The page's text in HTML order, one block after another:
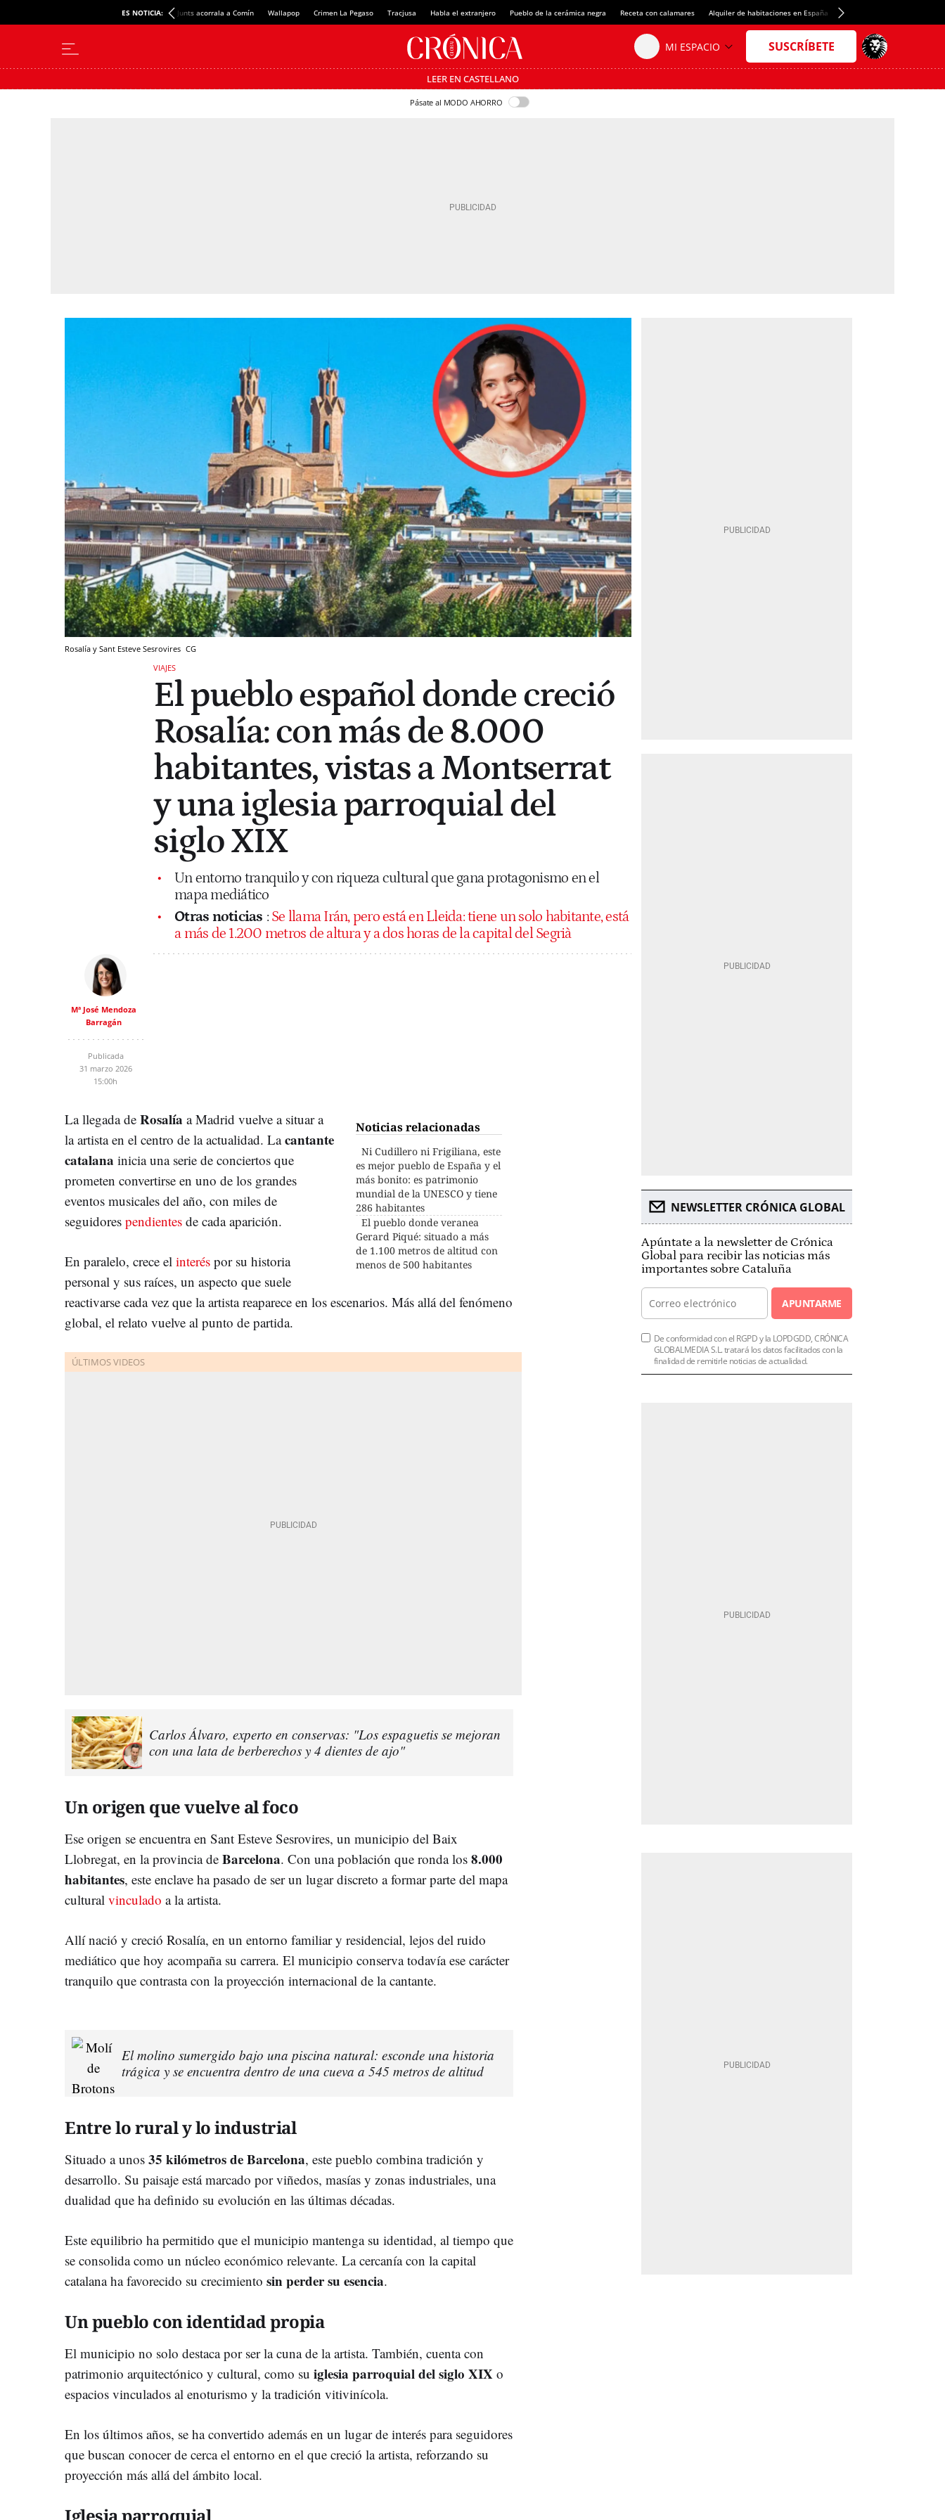
ES NOTICIA: Junts acorrala a Comín Wallapop Crimen La Pegaso Tracjusa Habla el extranjero Pueblo de la cerámica negra Receta con calamares Alquiler de habitaciones en España Crédito del Spotify Camp Nou
LEER EN CASTELLANO
Pásate al MODO AHORRO
Rosalía y Sant Esteve Sesrovires CG
VIAJES
El pueblo español donde creció
Rosalía: con más de 8.000
habitantes, vistas a Montserrat
y una iglesia parroquial del
siglo XIX
Un entorno tranquilo y con riqueza cultural que gana protagonismo en el
mapa mediático
Otras noticias : Se llama Irán, pero está en Lleida: tiene un solo habitante, está
a más de 1.200 metros de altura y a dos horas de la capital del Segrià
Mª José Mendoza
Barragán
Publicada
31 marzo 2026
15:00h
Noticias relacionadas
Ni Cudillero ni Frigiliana, este
es mejor pueblo de España y el
más bonito: es patrimonio
mundial de la UNESCO y tiene
286 habitantes
El pueblo donde veranea
Gerard Piqué: situado a más
de 1.100 metros de altitud con
menos de 500 habitantes
La llegada de Rosalía a Madrid vuelve a situar a
la artista en el centro de la actualidad. Lacantante
catalana inicia una serie de conciertos que
prometen convertirse en uno de los grandes
eventos musicales del año, con miles de
seguidores pendientes de cada aparición.
En paralelo, crece el interés por su historia
personal y sus raíces, un aspecto que suele
reactivarse cada vez que la artista reaparece en los escenarios. Más allá del fenómeno
global, el relato vuelve al punto de partida.
Carlos Álvaro, experto en conservas: "Los espaguetis se mejoran
con una lata de berberechos y 4 dientes de ajo"
Un origen que vuelve al foco
Ese origen se encuentra en Sant Esteve Sesrovires, un municipio del Baix
Llobregat, en la provincia de Barcelona. Con una población que ronda los 8.000
habitantes, este enclave ha pasado de ser un lugar discreto a formar parte del mapa
cultural vinculado a la artista.
Allí nació y creció Rosalía, en un entorno familiar y residencial, lejos del ruido
mediático que hoy acompaña su carrera. El municipio conserva todavía ese carácter
tranquilo que contrasta con la proyección internacional de la cantante.
El molino sumergido bajo una piscina natural: esconde una historia
trágica y se encuentra dentro de una cueva a 545 metros de altitud
Entre lo rural y lo industrial
Situado a unos 35 kilómetros de Barcelona, este pueblo combina tradición y
desarrollo. Su paisaje está marcado por viñedos, masías y zonas industriales, una
dualidad que ha definido su evolución en las últimas décadas.
Este equilibrio ha permitido que el municipio mantenga su identidad, al tiempo que
se consolida como un núcleo económico relevante. La cercanía con la capital
catalana ha favorecido su crecimiento sin perder su esencia.
Un pueblo con identidad propia
El municipio no solo destaca por ser la cuna de la artista. También, cuenta con
patrimonio arquitectónico y cultural, como su iglesia parroquial del siglo XIX o
espacios vinculados al enoturismo y la tradición vitivinícola.
En los últimos años, se ha convertido además en un lugar de interés para seguidores
que buscan conocer de cerca el entorno en el que creció la artista, reforzando su
proyección más allá del ámbito local.
Iglesia parroquial
NEWSLETTER CRÓNICA GLOBAL
Apúntate a la newsletter de Crónica
Global para recibir las noticias más
importantes sobre Cataluña
APUNTARME
De conformidad con el RGPD y la LOPDGDD, CRÓNICA
GLOBALMEDIA S.L. tratará los datos facilitados con la
finalidad de remitirle noticias de actualidad.